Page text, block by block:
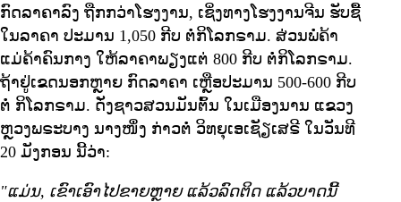
ກົດລາຄາລົງ ຖືກກວ່າໂຮງງານ, ເຊິ່ງທາງໂຮງງານຈີນ ຮັບຊື້
ໃນລາຄາ ປະມານ 1,050 ກີບ ຕໍ່ກິໂລກຣາມ. ສ່ວນພໍ່ຄ້າ
ແມ່ຄ້າຄົນກາງ ໃຫ້ລາຄາພຽງແຕ່ 800 ກີບ ຕໍ່ກິໂລກຣາມ.
ຖ້າຢູ່ເຂດນອກຫຼາຍ ກົດລາຄາ ເຫຼືອປະມານ 500-600 ກີບ
ຕໍ່ ກິໂລກຣາມ. ດັ່ງຊາວສວນມັນຕົ້ນ ໃນເມືອງນານ ແຂວງ
ຫຼວງພຣະບາງ ນາງໜຶ່ງ ກ່າວຕໍ່ ວິທຍຸເອເຊັຽເສຣີ ໃນວັນທີ
20 ມັງກອນ ນີ້ວ່າ:
"ແມ່ນ, ເຂົາເອົາໄປຂາຍຫຼາຍ ແລ້ວລົດຕິດ ແລ້ວບາດນີ້